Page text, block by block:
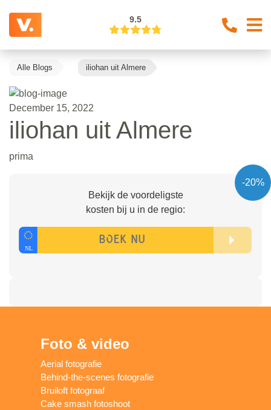
9.5
Alle Blogs iliohan uit Almere
December 15, 2022
iliohan uit Almere
prima
-20%
Bekijk de voordeligste
kosten bij u in de regio:
Foto & video
Aerial fotografie
Behind-the-scenes fotografie
Bruiloft fotograaf
Cake smash fotoshoot